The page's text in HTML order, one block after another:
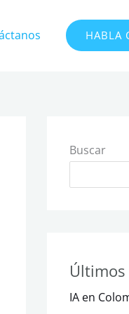
HABLA
Buscar
Últimos
IA en